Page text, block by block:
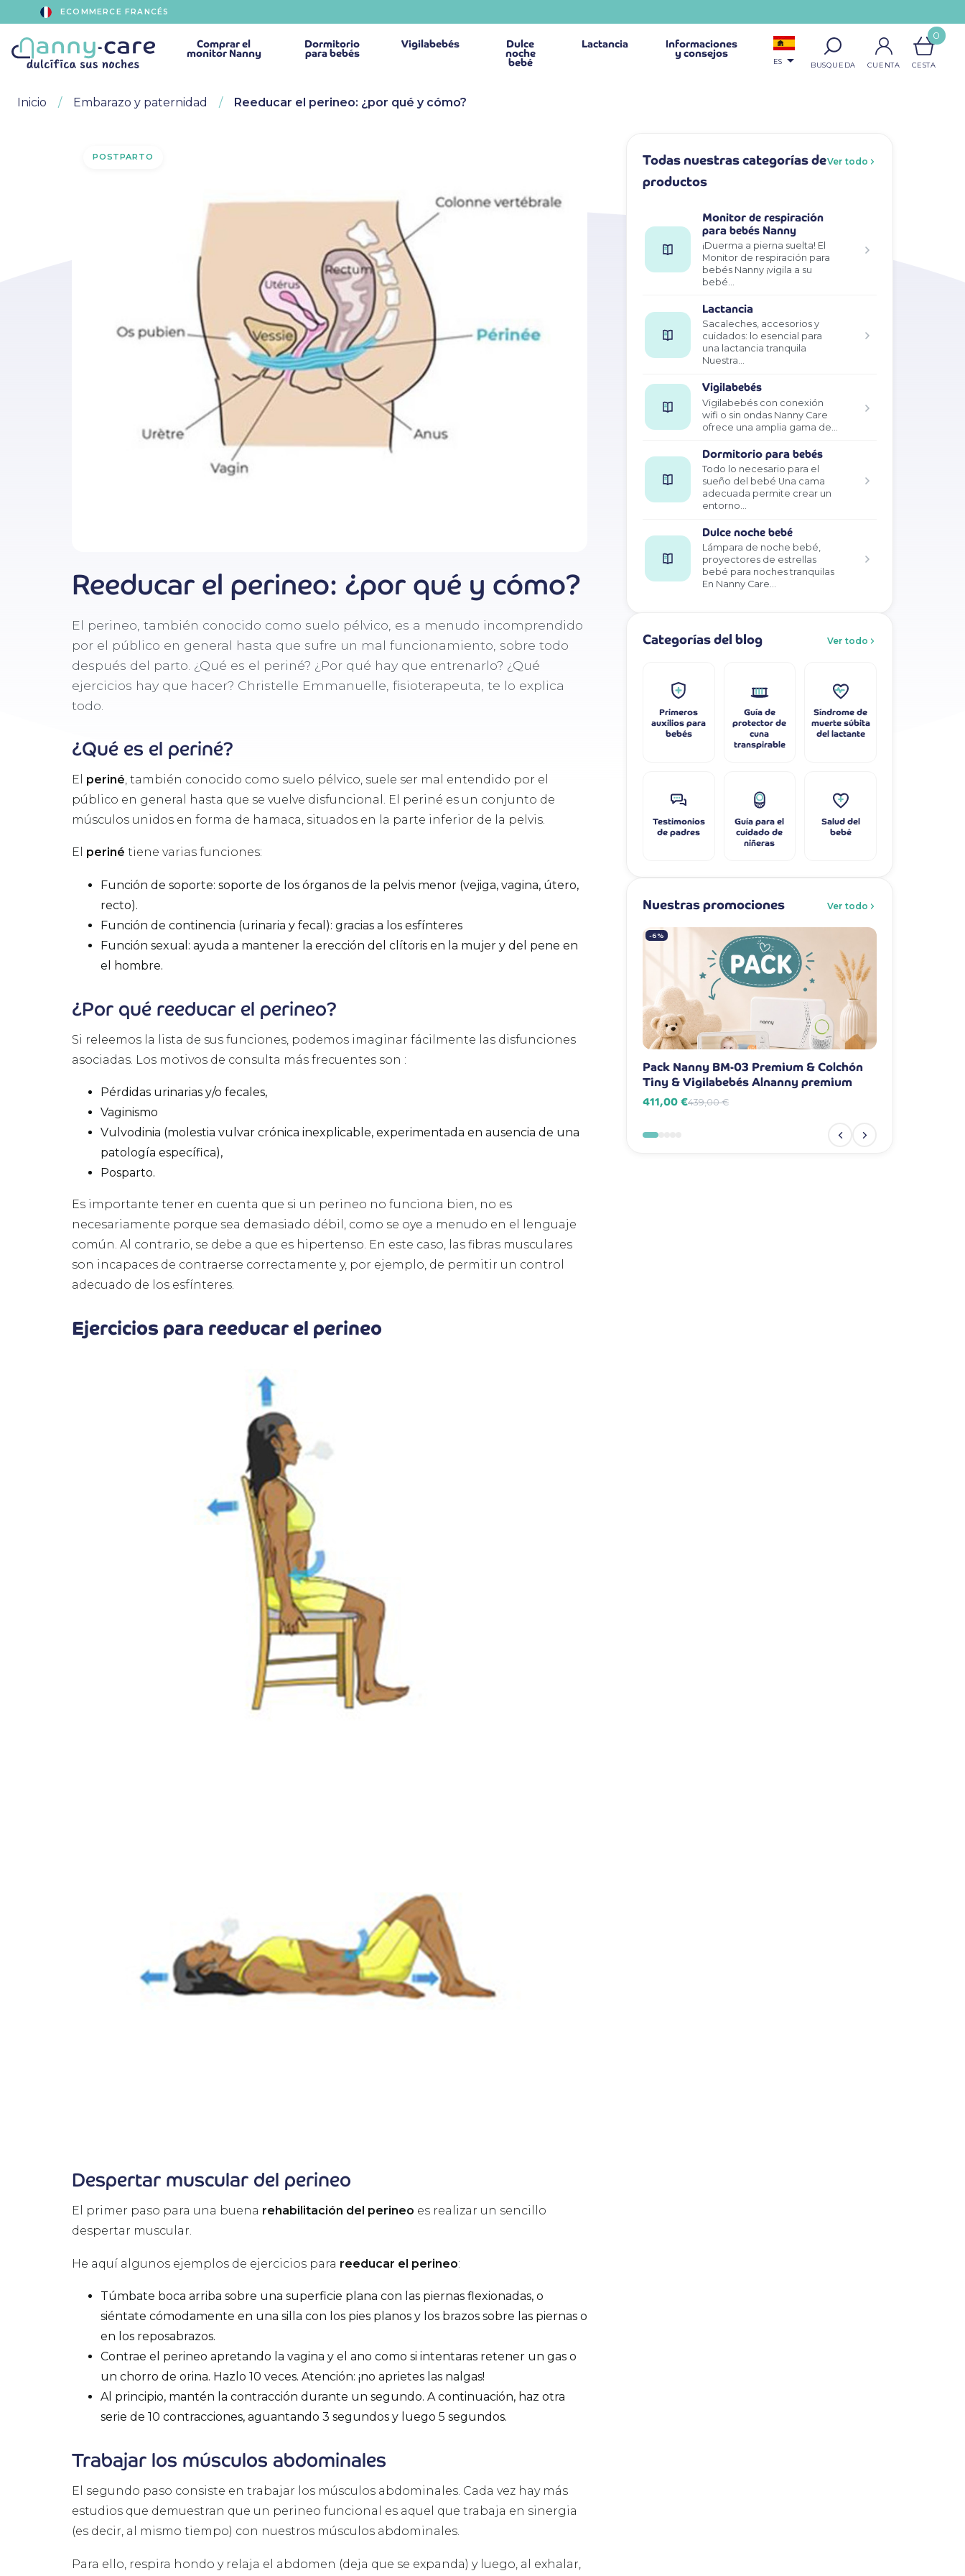
ECOMMERCE FRANCÉS
Comprarel
monitor Nanny
Dormitorio
para bebés
Vigilabebés Dulce
noche
bebé
Lactancia Informaciones
y consejos
ES
0
Inicio Embarazo y paternidad Reeducar el perineo: ¿por qué y cómo?
POSTPARTO
Reeducar el perineo: ¿por qué y cómo?
El perineo, también conocido como suelo pélvico, es a menudo incomprendido
por el público en general hasta que sufre un mal funcionamiento, sobre todo
después del parto. ¿Qué es el periné? ¿Por qué hay que entrenarlo? ¿Qué
ejercicios hay que hacer? Christelle Emmanuelle, fisioterapeuta, te lo explica
todo.
¿Qué es el periné?
El periné , también conocido como suelo pélvico, suele ser mal entendido por el
público en general hasta que se vuelve disfuncional. El periné es un conjunto de
músculos unidos en forma de hamaca, situados en la parte inferior de la pelvis.
El periné tiene varias funciones:
Función de soporte: soporte de los órganos de la pelvis menor (vejiga, vagina, útero,
recto).
Función de continencia (urinaria y fecal): gracias a los esfínteres
Función sexual: ayuda a mantener la erección del clítoris en la mujer y del pene en
el hombre.
¿Por qué reeducar el perineo?
Si releemos la lista de sus funciones, podemos imaginar fácilmente las disfunciones
asociadas. Los motivos de consulta más frecuentes son :
Pérdidas urinarias y/o fecales,
Vaginismo
Vulvodinia (molestia vulvar crónica inexplicable, experimentada en ausencia de una
patología específica),
Posparto.
Es importante tener en cuenta que si un perineo no funciona bien, no es
necesariamente porque sea demasiado débil, como se oye a menudo en el lenguaje
común. Al contrario, se debe a que es hipertenso. En este caso, las fibras musculares
son incapaces de contraerse correctamente y, por ejemplo, de permitir un control
adecuado de los esfínteres.
Ejercicios para reeducar el perineo
Despertar muscular del perineo
El primer paso para una buena rehabilitación del perineo es realizar un sencillo
despertar muscular.
He aquí algunos ejemplos de ejercicios para reeducar el perineo:
Túmbate boca arriba sobre una superficie plana con las piernas flexionadas, o
siéntate cómodamente en una silla con los pies planos y los brazos sobre las piernas o
en los reposabrazos.
Contrae el perineo apretando la vagina y el ano como si intentaras retener un gas o
un chorro de orina. Hazlo 10 veces. Atención: ¡no aprietes las nalgas!
Al principio, mantén la contracción durante un segundo. A continuación, haz otra
serie de 10 contracciones, aguantando 3 segundos y luego 5 segundos.
Trabajar los músculos abdominales
El segundo paso consiste en trabajar los músculos abdominales. Cada vez hay más
estudios que demuestran que un perineo funcional es aquel que trabaja en sinergia
(es decir, al mismo tiempo) con nuestros músculos abdominales.
Para ello, respira hondo y relaja el abdomen (deja que se expanda) y luego, al exhalar,
Todas nuestras categorías de
productos
Ver todo
Monitor de respiración
para bebés Nanny
¡Duerma a pierna suelta! El
Monitor de respiración para
bebés Nanny ¡vigila a su
bebé…
Lactancia
Sacaleches, accesorios y
cuidados: lo esencial para
una lactancia tranquila
Nuestra…
Vigilabebés
Vigilabebés con conexión
wifi o sin ondas Nanny Care
ofrece una amplia gama de…
Dormitorio para bebés
Todo lo necesario para el
sueño del bebé Una cama
adecuada permite crear un
entorno…
Dulce noche bebé
Lámpara de noche bebé,
proyectores de estrellas
bebé para noches tranquilas
En Nanny Care…
Categorías del blog Ver todo
Primeros
auxilios para
bebés
Guía de
protector de
cuna
transpirable
Síndrome de
muerte súbita
del lactante
Testimonios
de padres
Guía para el
cuidado de
niñeras
Salud del
bebé
Nuestras promociones Ver todo
-6%
Pack Nanny BM-03 Premium & Colchón
Tiny & Vigilabebés Alnanny premium
411,00 €439,00 €